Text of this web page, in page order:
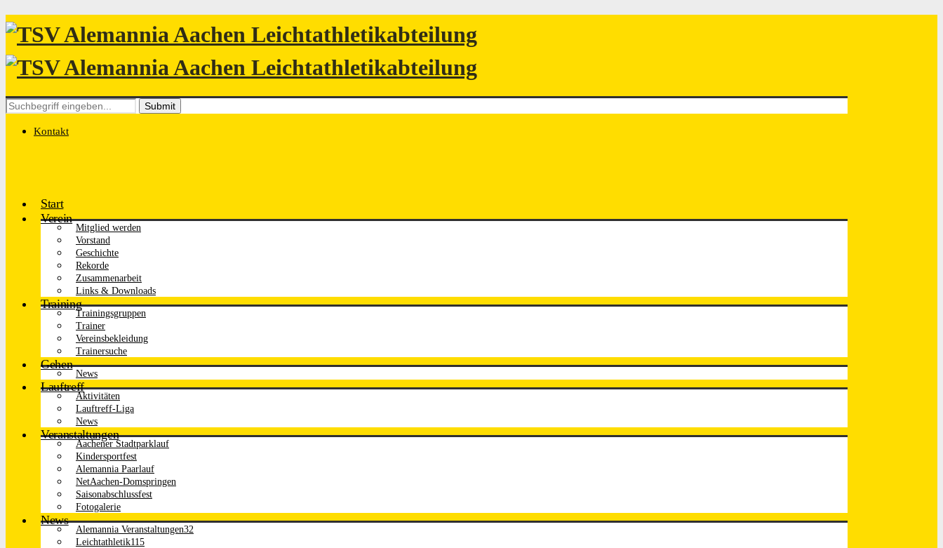
Search
for:
Kontakt
Start
Verein
Mitglied werden
Vorstand
Geschichte
Rekorde
Zusammenarbeit
Links & Downloads
Training
Trainingsgruppen
Trainer
Vereinsbekleidung
Trainersuche
Gehen
News
Lauftreff
Aktivitäten
Lauftreff-Liga
News
Veranstaltungen
Aachener Stadtparklauf
Kindersportfest
Alemannia Paarlauf
NetAachen-Domspringen
Saisonabschlussfest
Fotogalerie
News
Alemannia Veranstaltungen32
Leichtathletik115